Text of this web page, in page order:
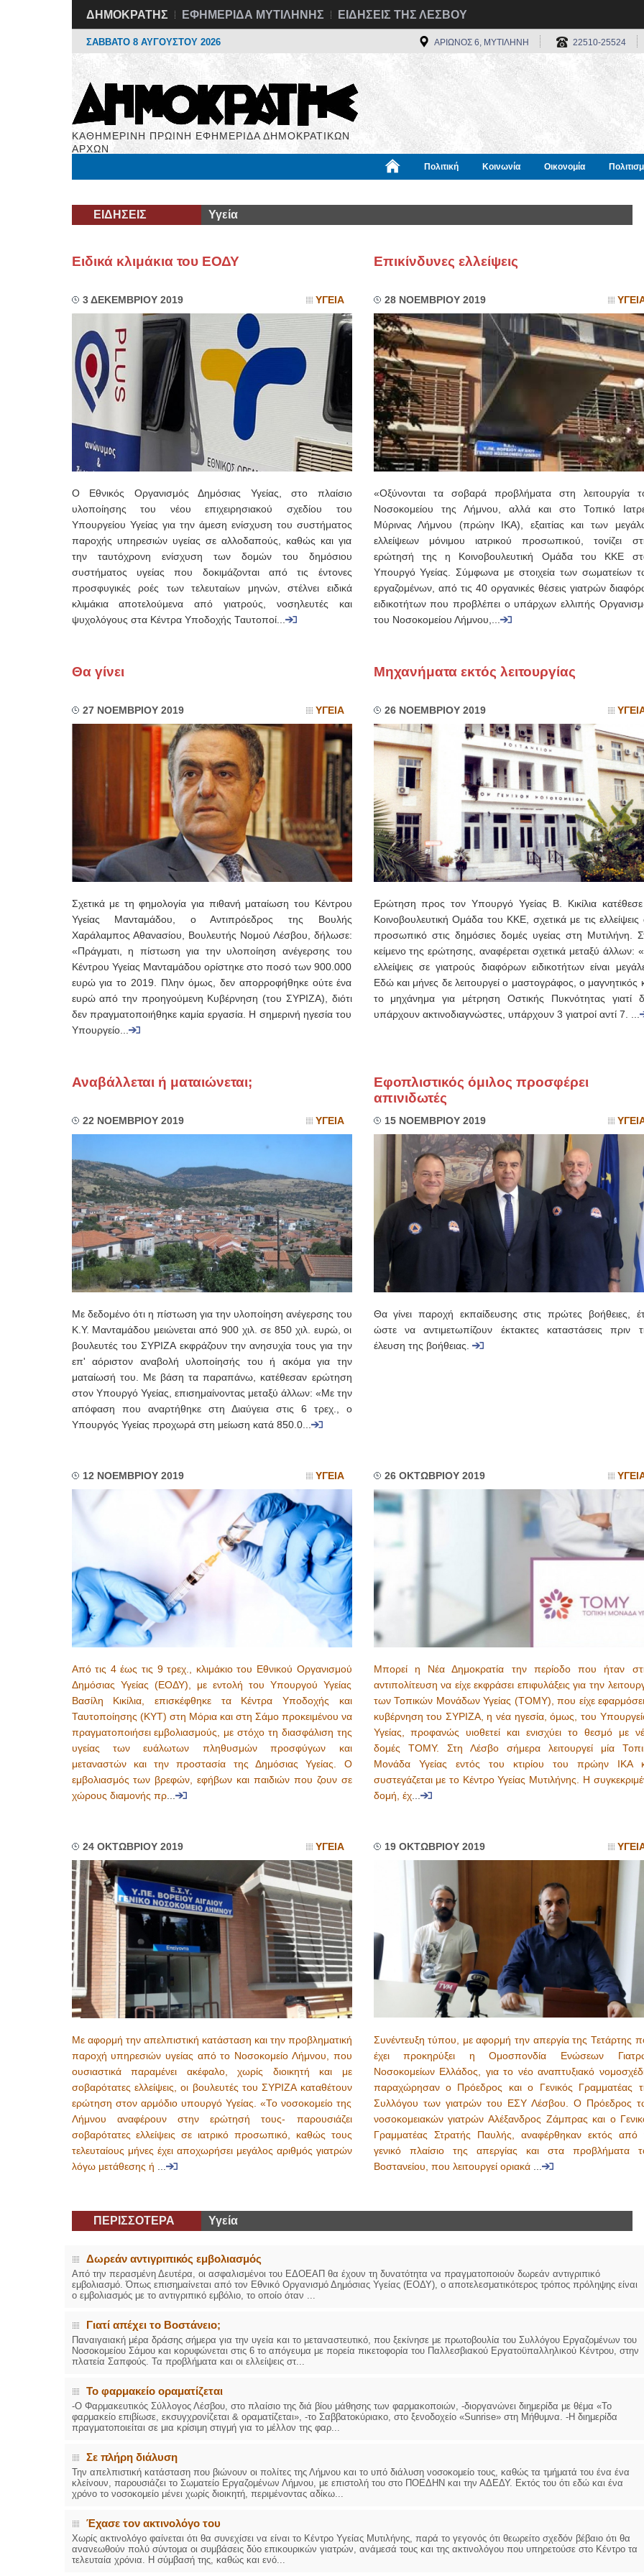
ΔΗΜΟΚΡΑΤΗΣ ΕΦΗΜΕΡΙΔΑ ΜΥΤΙΛΗΝΗΣ ΕΙΔΗΣΕΙΣ ΤΗΣ ΛΕΣΒΟΥ
ΣΑΒΒΑΤΟ 8 ΑΥΓΟΥΣΤΟΥ 2026 ΑΡΙΩΝΟΣ 6, ΜΥΤΙΛΗΝΗ 22510-25524
ΚΑΘΗΜΕΡΙΝΗ ΠΡΩΙΝΗ ΕΦΗΜΕΡΙΔΑ ΔΗΜΟΚΡΑΤΙΚΩΝ
ΑΡΧΩΝ
Πολιτική Κοινωνία Οικονομία
ΕΙΔΗΣΕΙΣ Υγεία
Ειδικά κλιμάκια του ΕΟΔΥ
3 ΔΕΚΕΜΒΡΙΟΥ 2019 ΥΓΕΙΑ
Ο Εθνικός Οργανισμός Δημόσιας Υγείας, στο πλαίσιο
υλοποίησης του νέου επιχειρησιακού σχεδίου του
Υπουργείου Υγείας για την άμεση ενίσχυση του συστήματος
παροχής υπηρεσιών υγείας σε αλλοδαπούς, καθώς και για
την ταυτόχρονη ενίσχυση των δομών του δημόσιου
συστήματος υγείας που δοκιμάζονται από τις έντονες
προσφυγικές ροές των τελευταίων μηνών, στέλνει ειδικά
κλιμάκια αποτελούμενα από γιατρούς, νοσηλευτές και
ψυχολόγους στα Κέντρα Υποδοχής Ταυτοποί...
Επικίνδυνες ελλείψεις
28 ΝΟΕΜΒΡΙΟΥ 2019
«Οξύνονται τα σοβαρά προβλήματα στη λειτουργία
Νοσοκομείου της Λήμνου, αλλά και στο Τοπικό
Μύρινας Λήμνου (πρώην ΙΚΑ), εξαιτίας και των
ελλείψεων μόνιμου ιατρικού προσωπικού, τονίζει
ερώτησή της η Κοινοβουλευτική Ομάδα του ΚΚΕ
Υπουργό Υγείας. Σύμφωνα με στοιχεία των σωματείων
εργαζομένων, από τις 40 οργανικές θέσεις γιατρών
ειδικοτήτων που προβλέπει ο υπάρχων ελλιπής
του Νοσοκομείου Λήμνου,...
Θα γίνει
27 ΝΟΕΜΒΡΙΟΥ 2019 ΥΓΕΙΑ
Σχετικά με τη φημολογία για πιθανή ματαίωση του Κέντρου
Υγείας Μανταμάδου, ο Αντιπρόεδρος της Βουλής
Χαράλαμπος Αθανασίου, Βουλευτής Νομού Λέσβου, δήλωσε:
«Πράγματι, η πίστωση για την υλοποίηση ανέγερσης του
Κέντρου Υγείας Μανταμάδου ορίστηκε στο ποσό των 900.000
ευρώ για το 2019. Πλην όμως, δεν απορροφήθηκε ούτε ένα
ευρώ από την προηγούμενη Κυβέρνηση (του ΣΥΡΙΖΑ), διότι
δεν πραγματοποιήθηκε καμία εργασία. Η σημερινή ηγεσία του
Υπουργείο...
Μηχανήματα εκτός λειτουργίας
26 ΝΟΕΜΒΡΙΟΥ 2019
Ερώτηση προς τον Υπουργό Υγείας Β. Κικίλια
Κοινοβουλευτική Ομάδα του ΚΚΕ, σχετικά με τις ελλείψεις
προσωπικό στις δημόσιες δομές υγείας στη Μυτιλήνη.
κείμενο της ερώτησης, αναφέρεται σχετικά μεταξύ άλλων:
ελλείψεις σε γιατρούς διαφόρων ειδικοτήτων είναι
Εδώ και μήνες δε λειτουργεί ο μαστογράφος, ο μαγνητικός
το μηχάνημα για μέτρηση Οστικής Πυκνότητας γιατί
υπάρχουν ακτινοδιαγνώστες, υπάρχουν 3 γιατροί αντί 7. ...
Αναβάλλεται ή ματαιώνεται;
22 ΝΟΕΜΒΡΙΟΥ 2019 ΥΓΕΙΑ
Με δεδομένο ότι η πίστωση για την υλοποίηση ανέγερσης του
Κ.Υ. Μανταμάδου μειώνεται από 900 χιλ. σε 850 χιλ. ευρώ, οι
βουλευτές του ΣΥΡΙΖΑ εκφράζουν την ανησυχία τους για την
επ' αόριστον αναβολή υλοποίησής του ή ακόμα για την
ματαίωσή του. Με βάση τα παραπάνω, κατέθεσαν ερώτηση
στον Υπουργό Υγείας, επισημαίνοντας μεταξύ άλλων: «Με την
απόφαση που αναρτήθηκε στη Διαύγεια στις 6 τρεχ., ο
Υπουργός Υγείας προχωρά στη μείωση κατά 850.0...
Εφοπλιστικός όμιλος προσφέρει
απινιδωτές
15 ΝΟΕΜΒΡΙΟΥ 2019
Θα γίνει παροχή εκπαίδευσης στις πρώτες βοήθειες,
ώστε να αντιμετωπίζουν έκτακτες καταστάσεις πριν
έλευση της βοήθειας.
12 ΝΟΕΜΒΡΙΟΥ 2019 ΥΓΕΙΑ
Από τις 4 έως τις 9 τρεχ., κλιμάκιο του Εθνικού Οργανισμού
Δημόσιας Υγείας (ΕΟΔΥ), με εντολή του Υπουργού Υγείας
Βασίλη Κικίλια, επισκέφθηκε τα Κέντρα Υποδοχής και
Ταυτοποίησης (ΚΥΤ) στη Μόρια και στη Σάμο προκειμένου να
πραγματοποιήσει εμβολιασμούς, με στόχο τη διασφάλιση της
υγείας των ευάλωτων πληθυσμών προσφύγων και
μεταναστών και την προστασία της Δημόσιας Υγείας. Ο
εμβολιασμός των βρεφών, εφήβων και παιδιών που ζουν σε
χώρους διαμονής πρ...
26 ΟΚΤΩΒΡΙΟΥ 2019
Μπορεί η Νέα Δημοκρατία την περίοδο που ήταν
αντιπολίτευση να είχε εκφράσει επιφυλάξεις για την
των Τοπικών Μονάδων Υγείας (ΤΟΜΥ), που είχε
κυβέρνηση του ΣΥΡΙΖΑ, η νέα ηγεσία, όμως, του
Υγείας, προφανώς υιοθετεί και ενισχύει το θεσμό με
δομές ΤΟΜΥ. Στη Λέσβο σήμερα λειτουργεί μία
Μονάδα Υγείας εντός του κτιρίου του πρώην ΙΚΑ
συστεγάζεται με το Κέντρο Υγείας Μυτιλήνης. Η
δομή, έχ...
24 ΟΚΤΩΒΡΙΟΥ 2019 ΥΓΕΙΑ
Με αφορμή την απελπιστική κατάσταση και την προβληματική
παροχή υπηρεσιών υγείας από το Νοσοκομείο Λήμνου, που
ουσιαστικά παραμένει ακέφαλο, χωρίς διοικητή και με
σοβαρότατες ελλείψεις, οι βουλευτές του ΣΥΡΙΖΑ καταθέτουν
ερώτηση στον αρμόδιο υπουργό Υγείας. «Το νοσοκομείο της
Λήμνου αναφέρουν στην ερώτησή τους- παρουσιάζει
σοβαρότατες ελλείψεις σε ιατρικό προσωπικό, καθώς τους
τελευταίους μήνες έχει αποχωρήσει μεγάλος αριθμός γιατρών
λόγω μετάθεσης ή ...
19 ΟΚΤΩΒΡΙΟΥ 2019
Συνέντευξη τύπου, με αφορμή την απεργία της Τετάρτης
έχει προκηρύξει η Ομοσπονδία Ενώσεων
Νοσοκομείων Ελλάδος, για το νέο αναπτυξιακό
παραχώρησαν ο Πρόεδρος και ο Γενικός Γραμματέας
Συλλόγου των γιατρών του ΕΣΥ Λέσβου. Ο Πρόεδρος
νοσοκομειακών γιατρών Αλέξανδρος Ζάμπρας και ο
Γραμματέας Στρατής Παυλής, αναφέρθηκαν εκτός από
γενικό πλαίσιο της απεργίας και στα προβλήματα
Βοστανείου, που λειτουργεί οριακά ...
ΠΕΡΙΣΣΟΤΕΡΑ Υγεία
Δωρεάν αντιγριπικός εμβολιασμός
Από την περασμένη Δευτέρα, οι ασφαλισμένοι του ΕΔΟΕΑΠ θα έχουν τη δυνατότητα να πραγματοποιούν δωρεάν αντιγριπικό
εμβολιασμό. Όπως επισημαίνεται από τον Εθνικό Οργανισμό Δημόσιας Υγείας (ΕΟΔΥ), ο αποτελεσματικότερος τρόπος πρόληψης είναι
ο εμβολιασμός με το αντιγριπικό εμβόλιο, το οποίο όταν ...
Γιατί απέχει το Βοστάνειο;
Παναιγαιακή μέρα δράσης σήμερα για την υγεία και το μεταναστευτικό, που ξεκίνησε με πρωτοβουλία του Συλλόγου Εργαζομένων του
Νοσοκομείου Σάμου και κορυφώνεται στις 6 το απόγευμα με πορεία πικετοφορία του Παλλεσβιακού Εργατοϋπαλληλικού Κέντρου, στην
πλατεία Σαπφούς. Τα προβλήματα και οι ελλείψεις στ...
Το φαρμακείο οραματίζεται
-Ο Φαρμακευτικός Σύλλογος Λέσβου, στο πλαίσιο της διά βίου μάθησης των φαρμακοποιών, -διοργανώνει διημερίδα με θέμα «Το
φαρμακείο επιβίωσε, εκσυγχρονίζεται & οραματίζεται», -το Σαββατοκύριακο, στο ξενοδοχείο «Sunrise» στη Μήθυμνα. -Η διημερίδα
πραγματοποιείται σε μια κρίσιμη στιγμή για το μέλλον της φαρ...
Σε πλήρη διάλυση
Την απελπιστική κατάσταση που βιώνουν οι πολίτες της Λήμνου και το υπό διάλυση νοσοκομείο τους, καθώς τα τμήματά του ένα ένα
κλείνουν, παρουσιάζει το Σωματείο Εργαζομένων Λήμνου, με επιστολή του στο ΠΟΕΔΗΝ και την ΑΔΕΔΥ. Εκτός του ότι εδώ και ένα
χρόνο το νοσοκομείο μένει χωρίς διοικητή, περιμένοντας αδίκω...
Έχασε τoν ακτινολόγο του
Χωρίς ακτινολόγο φαίνεται ότι θα συνεχίσει να είναι το Κέντρο Υγείας Μυτιλήνης, παρά το γεγονός ότι θεωρείτο σχεδόν βέβαιο ότι θα
ανανεωθούν πολύ σύντομα οι συμβάσεις δύο επικουρικών γιατρών, ανάμεσά τους και της ακτινολόγου που υπηρετούσε στο Κέντρο τα
τελευταία χρόνια. Η σύμβασή της, καθώς και ενό...
ΙΩΑΝΝΗΣ Α. ΜΑΛΛΙΑΣ
Πανεπιστημίου Αθηνών
Καλλιπόλεως 3,Νέα Σμύρνη,
τηλ:210-9320215
Καβέτσου 10, Μυτιλήνη, τηλ:
2251038065
Χειρουργός Ωτορινολαρυγγολόγος
Έλενα Μπούμπα
Στρατιωτικός Ιατρός
Διδ.Παν.Αθηνών
Διπλωματούχος Ευρ.Ακαδημίας
Πάρνηθας 95-97 Αχαρναί
2102467085 & 6938502258